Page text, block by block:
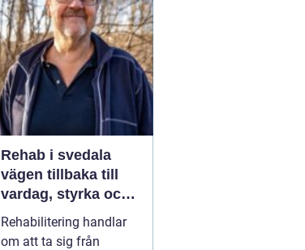
successivt vid värken
och tänker att den går ...
Rehab i svedala
vägen tillbaka till
vardag, styrka och
balans
Rehabilitering handlar
om att ta sig från